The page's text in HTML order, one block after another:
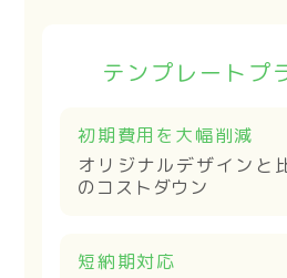
テンプレートプ
初期費用を大幅削減
オリジナルデザインと
のコストダウン
短納期対応